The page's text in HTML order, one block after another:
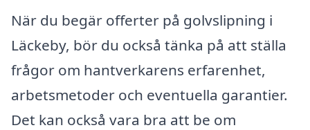
När du begär offerter på golvslipning i
Läckeby, bör du också tänka på att ställa
frågor om hantverkarens erfarenhet,
arbetsmetoder och eventuella garantier.
Det kan också vara bra att be om